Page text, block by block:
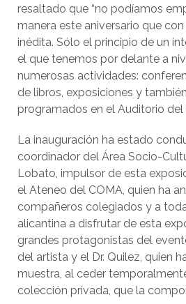
resaltado que “no podíamos
manera este aniversario que
inédita. Sólo el principio de un
el que tenemos por delante a
numerosas actividades:
de libros, exposiciones y
programados en el Auditorio del
La inauguración ha estado
coordinador del Área Socio-
Lobato, impulsor de esta
el Ateneo del COMA, quien ha
compañeros colegiados y a
alicantina a disfrutar de esta
grandes protagonistas del
del artista y el Dr. Quilez, quien
muestra, al ceder
colección privada, que la